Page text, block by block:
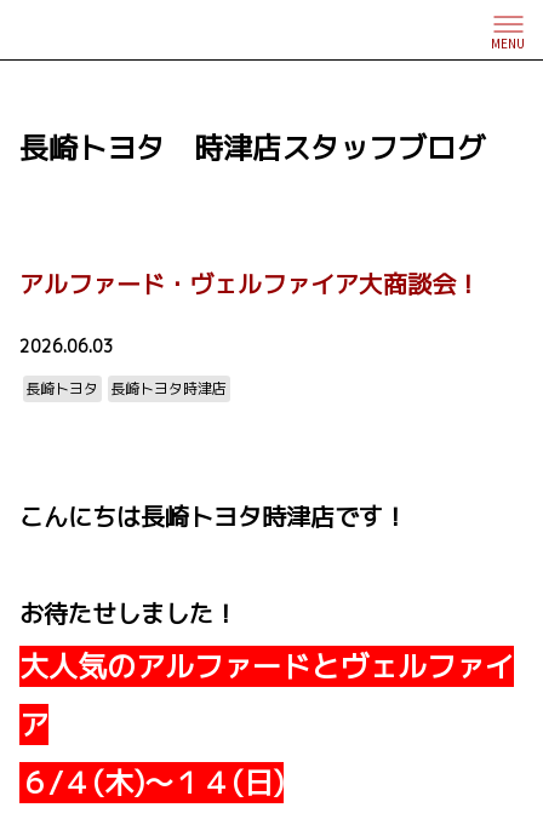
MENU
長崎トヨタ 時津店スタッフブログ
アルファード・ヴェルファイア大商談会！
2026.06.03
長崎トヨタ 長崎トヨタ時津店
こんにちは長崎トヨタ時津店です！
お待たせしました！
大人気のアルファードとヴェルファイ
ア
６/４(木)～１４(日)